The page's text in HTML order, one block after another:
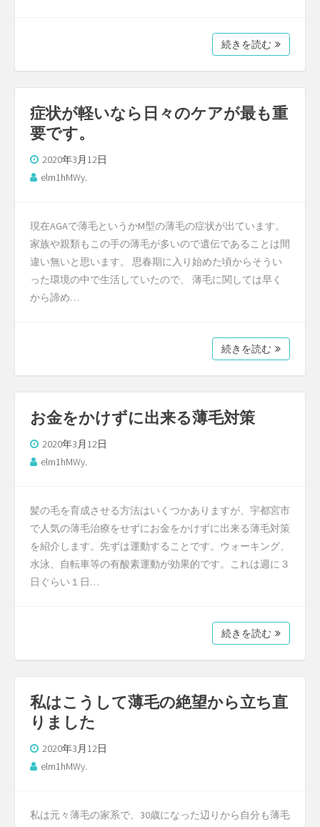
続きを読む
症状が軽いなら日々のケアが最も重
要です。
2020年3月12日
elm1hMWy.
現在AGAで薄毛というかM型の薄毛の症状が出ています。
家族や親類もこの手の薄毛が多いので遺伝であることは間
違い無いと思います。 思春期に入り始めた頃からそうい
った環境の中で生活していたので、 薄毛に関しては早く
から諦め…
続きを読む
お金をかけずに出来る薄毛対策
2020年3月12日
elm1hMWy.
髪の毛を育成させる方法はいくつかありますが、宇都宮市
で人気の薄毛治療をせずにお金をかけずに出来る薄毛対策
を紹介します。先ずは運動することです。ウォーキング、
水泳、自転車等の有酸素運動が効果的です。これは週に３
日ぐらい１日…
続きを読む
私はこうして薄毛の絶望から立ち直
りました
2020年3月12日
elm1hMWy.
私は元々薄毛の家系で、30歳になった辺りから自分も薄毛